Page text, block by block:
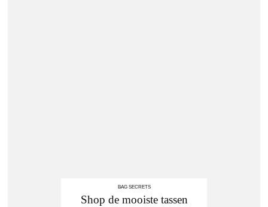
BAG SECRETS
Shop de mooiste tassen